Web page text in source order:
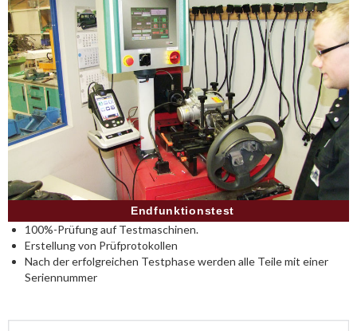
Endfunktionstest
100%-Prüfung auf Testmaschinen.
Erstellung von Prüfprotokollen
Nach der erfolgreichen Testphase werden alle Teile mit einer
Seriennummer